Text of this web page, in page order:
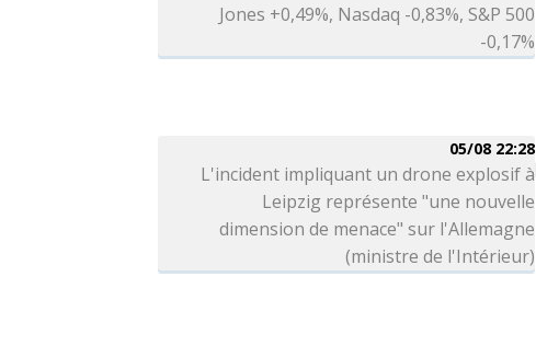
Jones +0,49%, Nasdaq -0,83%, S&P 500
-0,17%
05/08 22:28
L'incident impliquant un drone explosif à
Leipzig représente "une nouvelle
dimension de menace" sur l'Allemagne
(ministre de l'Intérieur)